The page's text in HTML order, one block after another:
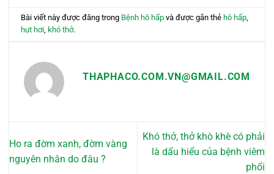
Bài viết này được đăng trong Bệnh hô hấp và được gắn thẻ hô hấp,
hụt hơi, khó thở.
THAPHACO.COM.VN@GMAIL.COM
Ho ra đờm xanh, đờm vàng
nguyên nhân do đâu ?
Khó thở, thở khò khè có phải
là dấu hiểu của bệnh viêm
phổi